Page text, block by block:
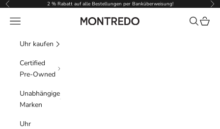
Zum Inhalt springen
Zurück 2 % Rabatt auf alle Bestellungen per Banküberweisung! Vor
Montredo
Menü Suchen
Uhr kaufen
Certified
Pre-Owned
Unabhängige
Marken
Uhr